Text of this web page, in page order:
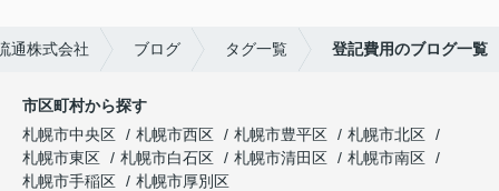
通株式会社 ブログ タグ一覧 登記費用のブログ一覧
市区町村から探す
札幌市中央区
札幌市西区 札幌市豊平区
札幌市北区
札幌市東区
札幌市白石区 札幌市清田区
札幌市南区
札幌市手稲区
札幌市厚別区